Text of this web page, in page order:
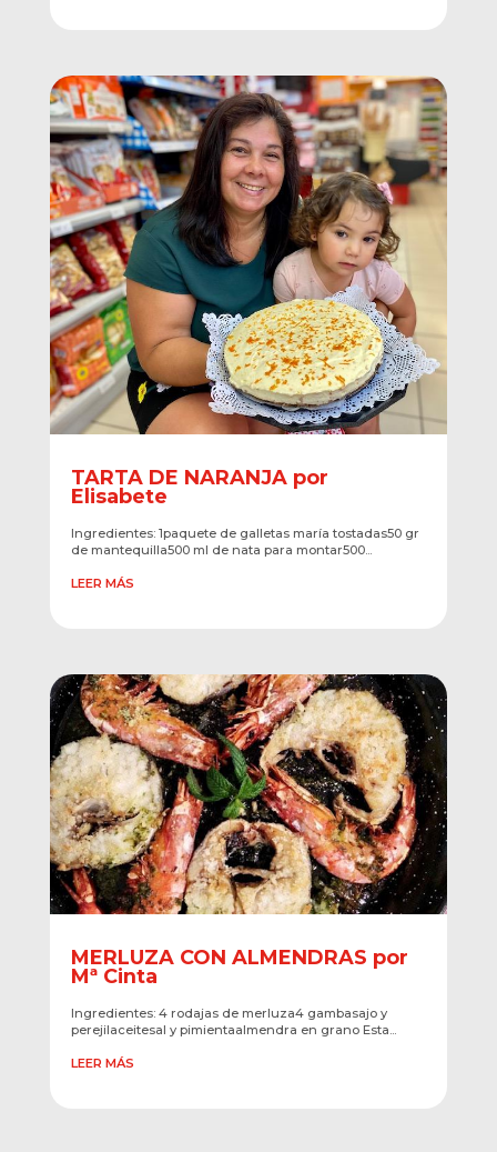
TARTA DE NARANJA por
Elisabete
Ingredientes: 1paquete de galletas maría tostadas50 gr
de mantequilla500 ml de nata para montar500...
LEER MÁS
MERLUZA CON ALMENDRAS por
Mª Cinta
Ingredientes: 4 rodajas de merluza4 gambasajo y
perejilaceitesal y pimientaalmendra en grano Esta...
LEER MÁS